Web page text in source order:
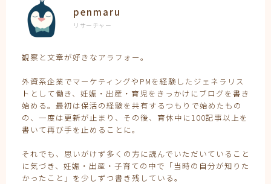
penmaru
リサーチャー
観察と文章が好きなアラフォー。
外資系企業でマーケティングやPMを経験したジェネラリス
トとして働き、妊娠・出産・育児をきっかけにブログを書き
始める。最初は保活の経験を共有するつもりで始めたもの
の、一度は更新が止まり、その後、育休中に100記事以上を
書いて再び手を止めることに。
それでも、思いがけず多くの方に読んでいただいていること
に気づき、妊娠・出産・子育ての中で「当時の自分が知りた
かったこと」を少しずつ書き残している。